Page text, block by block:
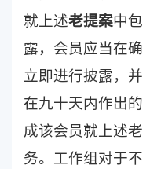
就上述老提案中
露，会员应当在
立即进行披露，
在九十天内作出
成该会员就上述
务。工作组对于